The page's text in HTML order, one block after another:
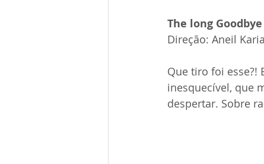
The long Goodbye
Direção: Aneil Karia
Que tiro foi esse?!
inesquecível, que
despertar. Sobre